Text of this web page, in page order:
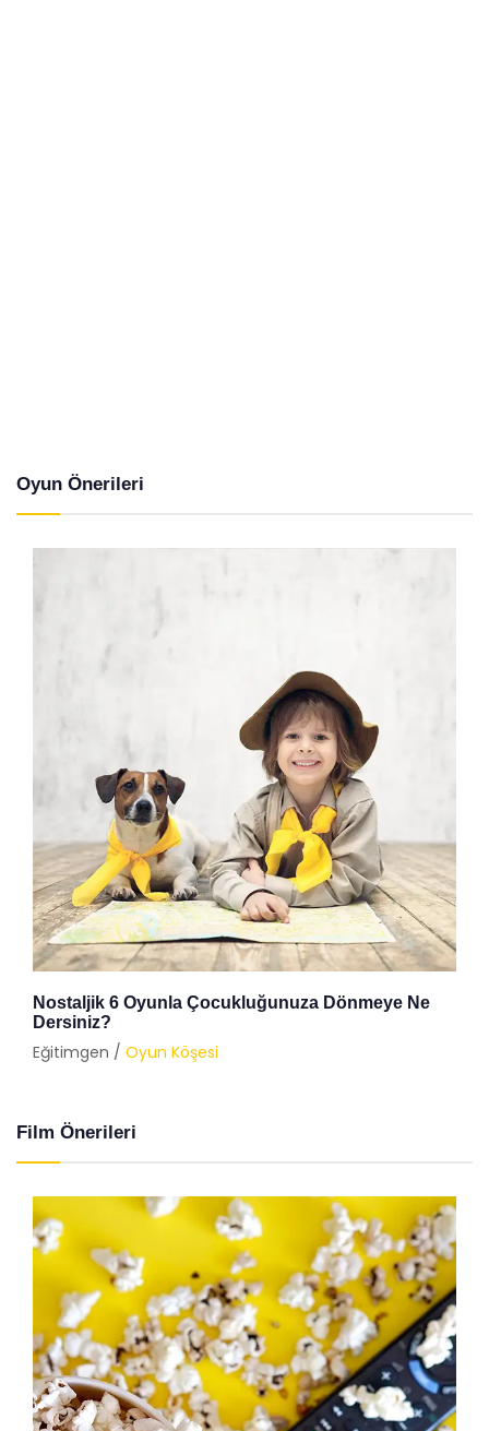
Oyun Önerileri
Nostaljik 6 Oyunla Çocukluğunuza Dönmeye Ne
Dersiniz?
Eğitimgen / Oyun Köşesi
Film Önerileri